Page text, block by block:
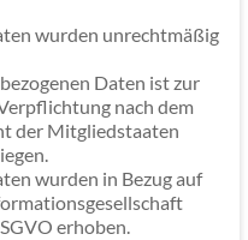
wurden unrechtmäßig
Daten ist zur
nach dem
der Mitgliedstaaten
wurden in Bezug auf
erhoben.